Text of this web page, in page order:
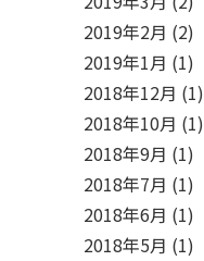
2019年2月 (2)
2019年1月 (1)
2018年12月 (1)
2018年10月 (1)
2018年9月 (1)
2018年7月 (1)
2018年6月 (1)
2018年5月 (1)